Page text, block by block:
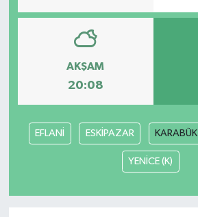
AKŞAM
20:08
EFLANİ ESKİPAZAR KARABÜK
YENİCE (K)